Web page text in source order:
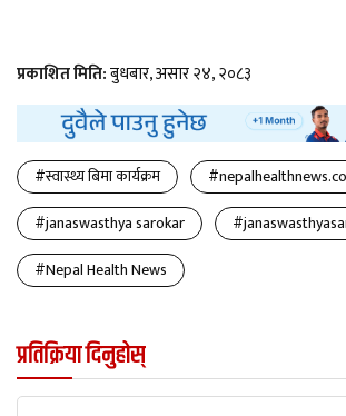
प्रकाशित मिति:बुधबार, असार २४, २०८३
#स्वास्थ्य बिमा कार्यक्रम
#janaswasthya sarokar
#Nepal Health News
प्रतिक्रिया दिनुहोस्